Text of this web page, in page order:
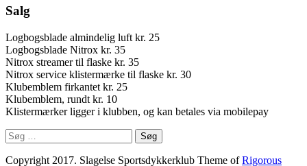
Salg
Logbogsblade almindelig luft kr. 25
Logbogsblade Nitrox kr. 35
Nitrox streamer til flaske kr. 35
Nitrox service klistermærke til flaske kr. 30
Klubemblem firkantet kr. 25
Klubemblem, rundt kr. 10
Klistermærker ligger i klubben, og kan betales via mobilepay
Søg
efter:
Copyright 2017. Slagelse Sportsdykkerklub Theme ofRigorous